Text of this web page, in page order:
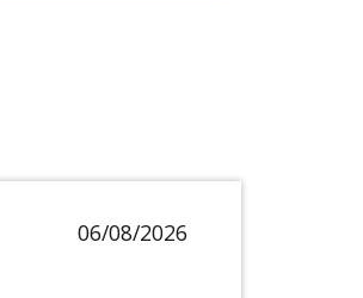
06/08/2026